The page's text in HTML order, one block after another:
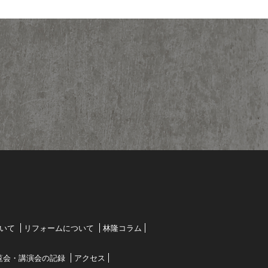
て リフォームについて 林隆コラム
会・講演会の記録 アクセス